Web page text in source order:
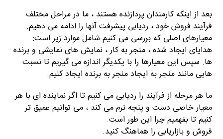
بعد از اینکه کارمندان پردازنده هستند ، ما در مراحل مختلف
فرآیند فروش خود ، ردیابی پیشرفت آنها را ادامه می دهیم.
معیارهای اصلی که بررسی می کنیم شامل موارد زیر است:
هدایای ایجاد شده ، منجر به کار ، نمایش های نمایشی و برنده
ها. سپس این معیارها را با یکدیگر اندازه می گیریم تا نسبت
هایی مانند منجر به ایجاد منجر به برنده ایجاد کنیم.
ما هر مرحله از فرآیند را ردیابی می کنیم تا اگر نماینده ای با هر
معیار خاصی دست و پنجه نرم می کند ، می توانیم عمیق تر
کنیم تا بفهمیم چرا این طور است.
فروش و بازاریابی را هماهنگ کنید.